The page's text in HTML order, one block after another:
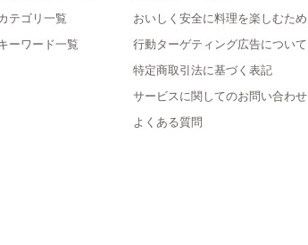
カテゴリ一覧
ーワード一覧
おいしく安全に料理を楽しむため
行動ターゲティング広告について
特定商取引法に基づく表記
サービスに関してのお問い合わせ
よくある質問